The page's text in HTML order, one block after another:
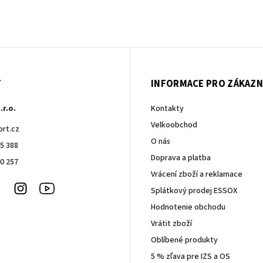
388
257
Facebook Instagram
INFORMACE PRO
Kontakty
Velkoobchod
O nás
Doprava a platba
Vrácení zboží a reklamace
Splátkový prodej ESSOX
Hodnotenie obchodu
Vrátit zboží
Oblíbené produkty
5 % zľava pre IZS a OS